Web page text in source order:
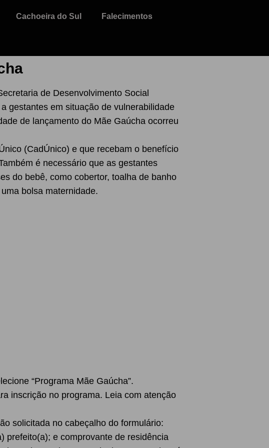
Cachoeira do Sul Falecimentos
de Desenvolvimento Social
gestantes em situação de vulnerabilidade
de lançamento do Mãe Gaúcha ocorreu
(CadÚnico) e que recebam o benefício
é necessário que as gestantes
do bebê, como cobertor, toalha de banho
bolsa maternidade.
“Programa Mãe Gaúcha”.
inscrição no programa. Leia com atenção
solicitada no cabeçalho do formulário:
prefeito(a); e comprovante de residência